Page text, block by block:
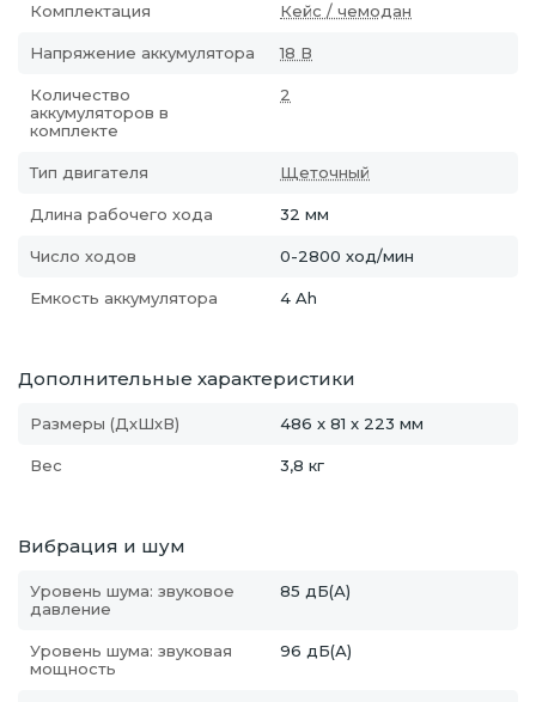
Комплектация Кейс / чемодан
Напряжение аккумулятора 18 В
Количество
аккумуляторов в
комплекте
2
Тип двигателя Щеточный
Длина рабочего хода 32 мм
Число ходов 0-2800 ход/мин
Емкость аккумулятора 4 Ah
Дополнительные характеристики
Размеры (ДхШхВ) 486 x 81 x 223 мм
Вес 3,8 кг
Вибрация и шум
Уровень шума: звуковое
давление
85 дБ(А)
Уровень шума: звуковая
мощность
96 дБ(А)